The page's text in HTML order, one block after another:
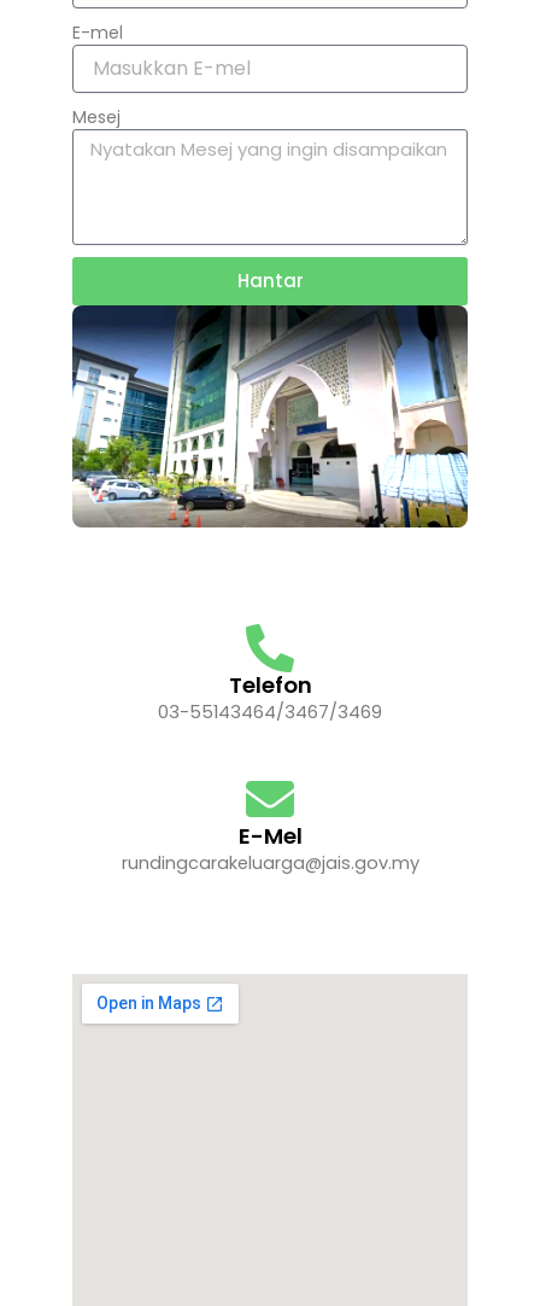
E-mel
Mesej
Hantar
Telefon
03-55143464/3467/3469
E-Mel
rundingcarakeluarga@jais.gov.my